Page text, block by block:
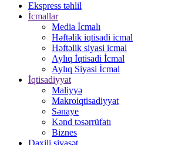
Ekspress təhlil
İcmallar
Media İcmalı
Həftəlik iqtisadi icmal
Həftəlik siyasi icmal
Aylıq İqtisadi İcmal
Aylıq Siyasi İcmal
İqtisadiyyat
Maliyyə
Makroiqtisadiyyat
Sənaye
Kənd təsərrüfatı
Biznes
Daxili siyasət